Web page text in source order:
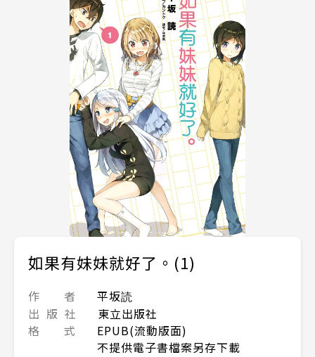
停部分閱讀服務
如果有妹妹就好了。(1)
作 者
平坂読
出 版 社
東立出版社
格 式
EPUB(流動版面)
不提供電子書檔案另存下載